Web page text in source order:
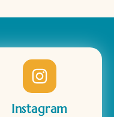
Instagram